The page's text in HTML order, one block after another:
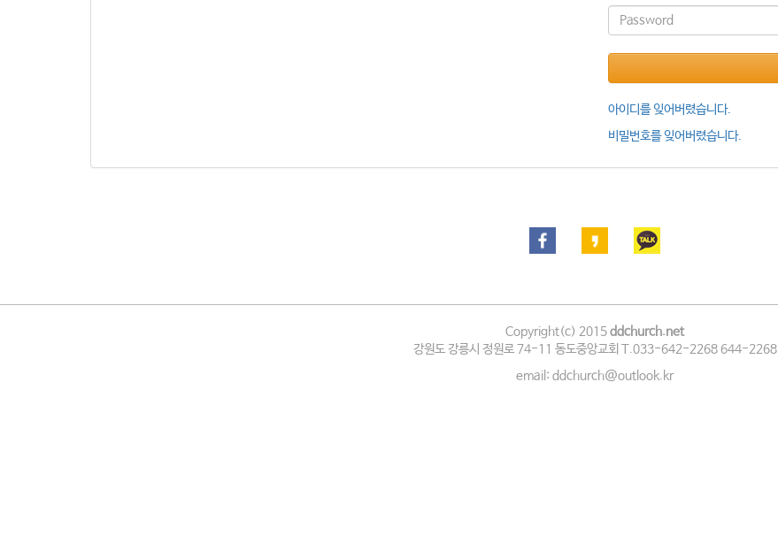
아이디를 잊어버렸습니다.
비밀번호를 잊어버렸습니다.
Copyright(c) 2015ddchurch.net
강원도 강릉시 정원로 74-11 동도중앙교회 T.033-642-2268 644-2268
email: ddchurch@outlook.kr